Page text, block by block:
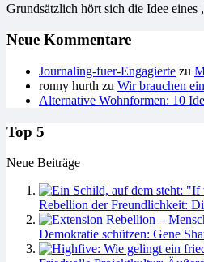
Grundsätzlich hört sich die Idee
Neue Kommentare
Journaling-fuer-Engagierte zu
ronny hurth zu Wir brauchen
Alternative Wohnformen: 10
Top 5
Neue Beiträge
Rebellion der Freundlichkeit:
Demokratie schützen: Gene